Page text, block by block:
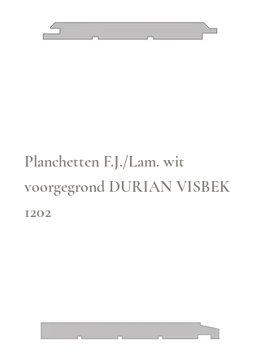
Planchetten F.J./Lam. wit
voorgegrond DURIAN VISBEK
1202